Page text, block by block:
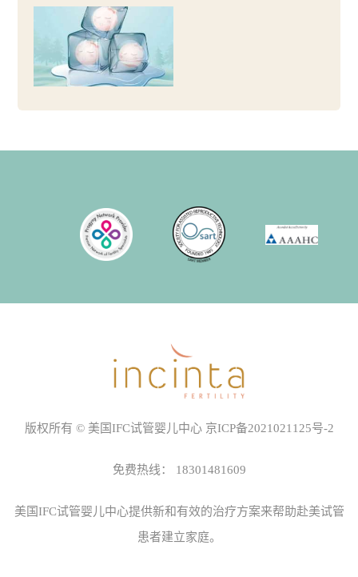
版权所有 © 美国IFC试管婴儿中心 京ICP备2021021125号-2
免费热线： 18301481609
美国IFC试管婴儿中心提供新和有效的治疗方案来帮助赴美试管
患者建立家庭。